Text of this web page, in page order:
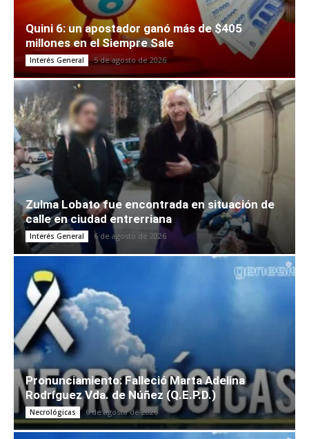
Quini 6: un apostador ganó más de $405
millones en el Siempre Sale
Interés General 5 de agosto de 2026
Zulma Lobato fue encontrada en situación de
calle en ciudad entrerriana
Interés General 6 de agosto de 2026
Pronunciamiento: Falleció Marta Adelina
Rodríguez Vda. de Núñez (Q.E.P.D.)
Necrológicas 6 de agosto de 2026